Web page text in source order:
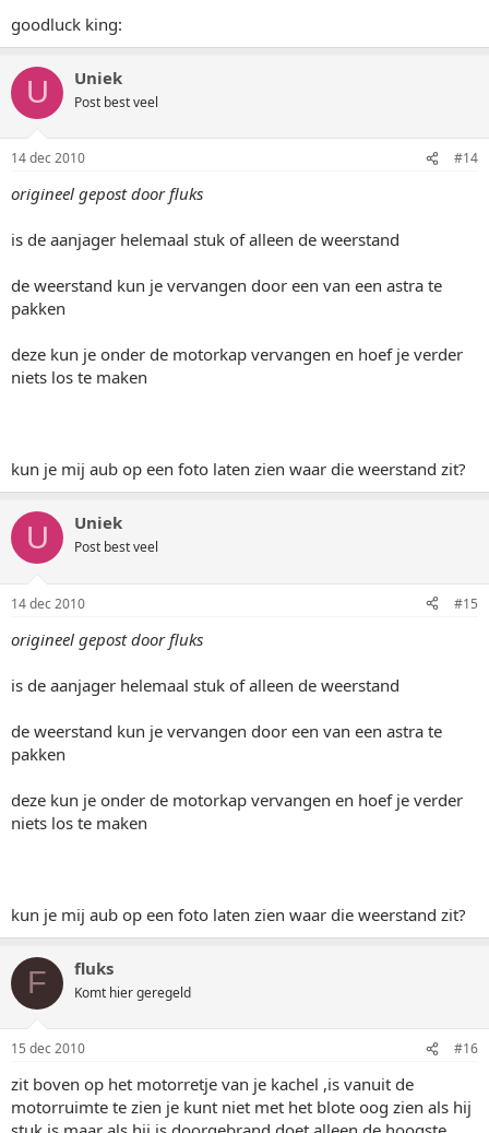
goodluck king:
U Uniek
Post best veel
14 dec 2010 #14
origineel gepost door fluks
is de aanjager helemaal stuk of alleen de weerstand
de weerstand kun je vervangen door een van een astra te
pakken
deze kun je onder de motorkap vervangen en hoef je verder
niets los te maken
kun je mij aub op een foto laten zien waar die weerstand zit?
U Uniek
Post best veel
14 dec 2010 #15
origineel gepost door fluks
is de aanjager helemaal stuk of alleen de weerstand
de weerstand kun je vervangen door een van een astra te
pakken
deze kun je onder de motorkap vervangen en hoef je verder
niets los te maken
kun je mij aub op een foto laten zien waar die weerstand zit?
F fluks
Komt hier geregeld
15 dec 2010 #16
zit boven op het motorretje van je kachel ,is vanuit de
motorruimte te zien je kunt niet met het blote oog zien als hij